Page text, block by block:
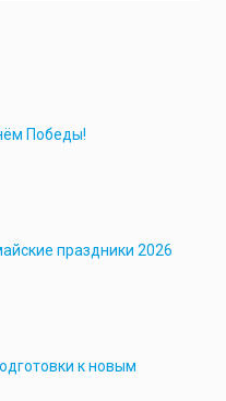
Победы!
праздники 2026
к новым